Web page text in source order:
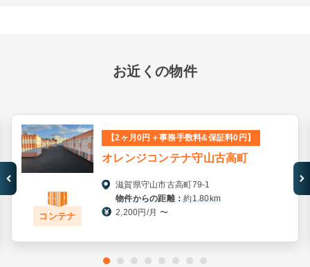
お近くの物件
コンテナ
【2ヶ月0円＋事務手数料&保証料0円】
オレンジコンテナ守山古高町
滋賀県守山市古高町79-1
物件からの距離：約1.80km
2,200円/月 〜